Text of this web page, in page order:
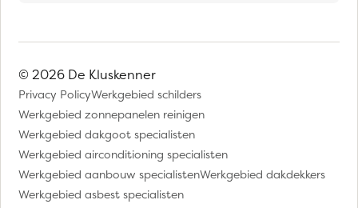
© 2026 De Kluskenner
Privacy PolicyWerkgebied schilders
Werkgebied zonnepanelen reinigen
Werkgebied dakgoot specialisten
Werkgebied airconditioning specialisten
Werkgebied aanbouw specialistenWerkgebied dakdekkers
Werkgebied asbest specialisten